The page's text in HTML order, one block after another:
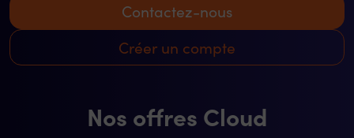
Contactez-nous
Créer un compte
Nos offres Cloud